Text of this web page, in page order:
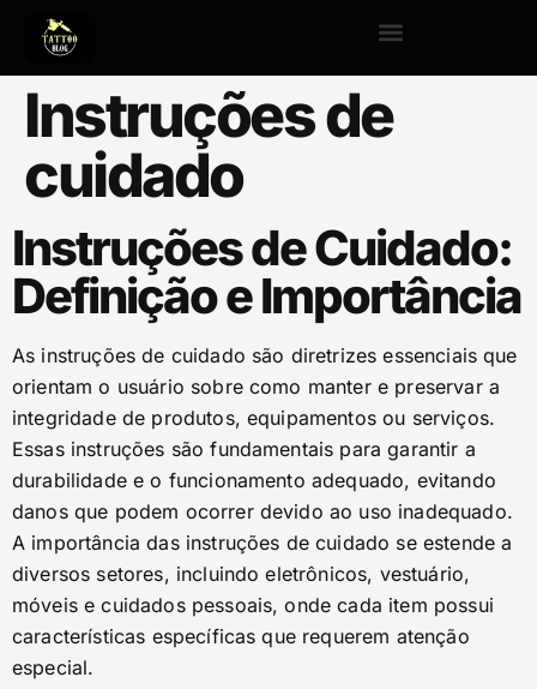
Instruções de
cuidado
Instruções de Cuidado:
Definição e Importância
As instruções de cuidado são diretrizes essenciais que
orientam o usuário sobre como manter e preservar a
integridade de produtos, equipamentos ou serviços.
Essas instruções são fundamentais para garantir a
durabilidade e o funcionamento adequado, evitando
danos que podem ocorrer devido ao uso inadequado.
A importância das instruções de cuidado se estende a
diversos setores, incluindo eletrônicos, vestuário,
móveis e cuidados pessoais, onde cada item possui
características específicas que requerem atenção
especial.